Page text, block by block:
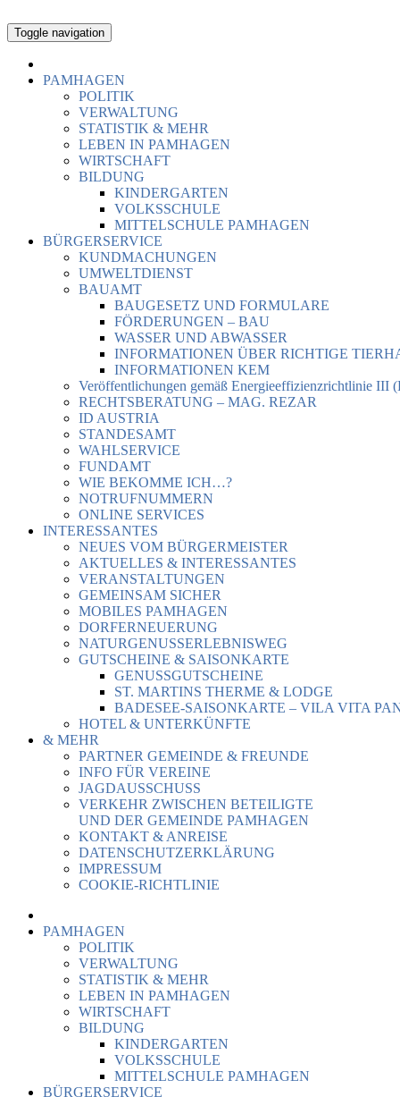
Toggle navigation
PAMHAGEN
POLITIK
VERWALTUNG
STATISTIK & MEHR
LEBEN IN PAMHAGEN
WIRTSCHAFT
BILDUNG
KINDERGARTEN
VOLKSSCHULE
MITTELSCHULE PAMHAGEN
BÜRGERSERVICE
KUNDMACHUNGEN
UMWELTDIENST
BAUAMT
BAUGESETZ UND FORMULARE
FÖRDERUNGEN – BAU
WASSER UND ABWASSER
INFORMATIONEN ÜBER RICHTIGE
INFORMATIONEN KEM
Veröffentlichungen gemäß Energieeffizienzrichtlinie III
RECHTSBERATUNG – MAG. REZAR
ID AUSTRIA
STANDESAMT
WAHLSERVICE
FUNDAMT
WIE BEKOMME ICH…?
NOTRUFNUMMERN
ONLINE SERVICES
INTERESSANTES
NEUES VOM BÜRGERMEISTER
AKTUELLES & INTERESSANTES
VERANSTALTUNGEN
GEMEINSAM SICHER
MOBILES PAMHAGEN
DORFERNEUERUNG
NATURGENUSSERLEBNISWEG
GUTSCHEINE & SAISONKARTE
GENUSSGUTSCHEINE
ST. MARTINS THERME & LODGE
BADESEE-SAISONKARTE – VILA VITA
HOTEL & UNTERKÜNFTE
& MEHR
PARTNER GEMEINDE & FREUNDE
INFO FÜR VEREINE
JAGDAUSSCHUSS
VERKEHR ZWISCHEN BETEILIGTE
UND DER GEMEINDE PAMHAGEN
KONTAKT & ANREISE
DATENSCHUTZERKLÄRUNG
IMPRESSUM
COOKIE-RICHTLINIE
PAMHAGEN
POLITIK
VERWALTUNG
STATISTIK & MEHR
LEBEN IN PAMHAGEN
WIRTSCHAFT
BILDUNG
KINDERGARTEN
VOLKSSCHULE
MITTELSCHULE PAMHAGEN
BÜRGERSERVICE